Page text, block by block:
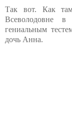
Так вот. Как
Всеволодовне
гениальным
дочь Анна.